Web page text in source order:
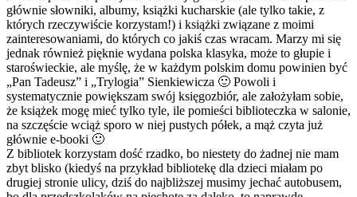
głównie słowniki, albumy, książki kucharskie (ale tylko takie, z
których rzeczywiście korzystam!) i książki związane z moimi
zainteresowaniami, do których co jakiś czas wracam. Marzy mi się
jednak również pięknie wydana polska klasyka, może to głupie i
staroświeckie, ale myślę, że w każdym polskim domu powinien być
„Pan Tadeusz” i „Trylogia” Sienkiewicza 🙂 Powoli i
systematycznie powiększam swój księgozbiór, ale założyłam sobie,
że książek mogę mieć tylko tyle, ile pomieści biblioteczka w salonie,
na szczęście wciąż sporo w niej pustych półek, a mąż czyta już
głównie e-booki 🙂
Z bibliotek korzystam dość rzadko, bo niestety do żadnej nie mam
zbyt blisko (kiedyś na przykład bibliotekę dla dzieci miałam po
drugiej stronie ulicy, dziś do najbliższej musimy jechać autobusem,